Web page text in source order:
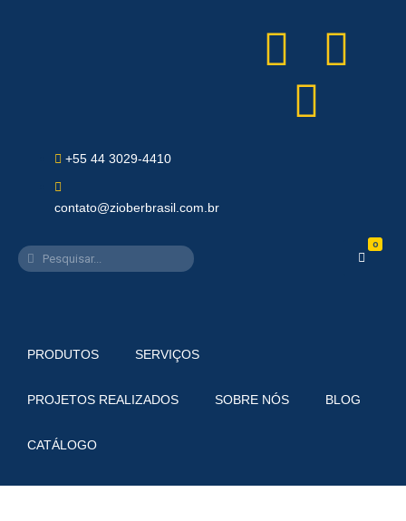
+55 44 3029-4410
contato@zioberbrasil.com.br
0
PRODUTOS SERVIÇOS
PROJETOS REALIZADOS SOBRE NÓS BLOG
CATÁLOGO